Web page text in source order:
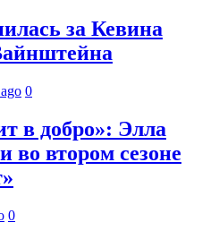
за Кевина
0
в добро»: Элла
втором сезоне
0